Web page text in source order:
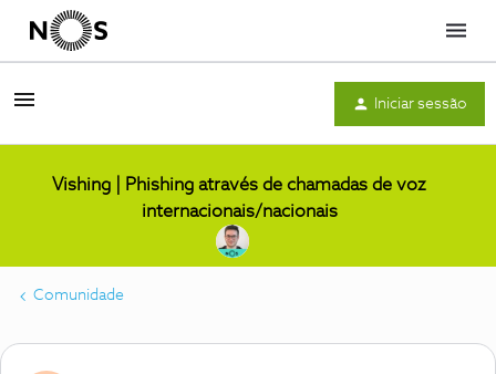
Menu
Iniciar sessão
Vishing | Phishing através de chamadas de voz
internacionais/nacionais
Comunidade